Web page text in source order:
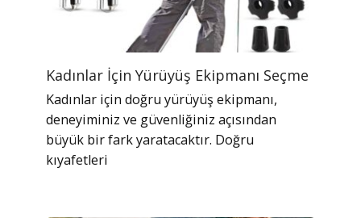
Kadınlar İçin Yürüyüş Ekipmanı Seçme
Kadınlar için doğru yürüyüş ekipmanı,
deneyiminiz ve güvenliğiniz açısından
büyük bir fark yaratacaktır. Doğru
kıyafetleri